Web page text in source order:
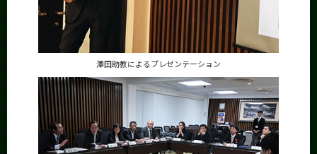
澤田助教によるプレゼンテーション